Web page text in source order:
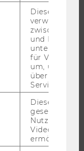
Dieses
verwendet,
zwischen
und Bots zu
für Vimeo
um, um
über die
Service zu
Dieses
gesetzt, um
Nutzung des
Videoplayers
ermöglichen